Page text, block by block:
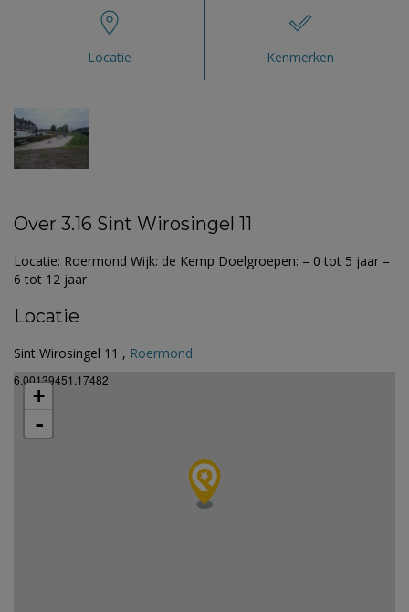
Locatie Kenmerken
Over 3.16 Sint Wirosingel 11
Locatie: Roermond Wijk: de Kemp Doelgroepen: – 0 tot 5 jaar –
6 tot 12 jaar
Locatie
Sint Wirosingel 11 , Roermond
6.00139451.17482
+
-